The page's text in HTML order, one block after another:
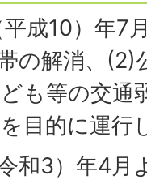
成10）年7
の解消、(2)
も等の交通
目的に運行
和3）年4月